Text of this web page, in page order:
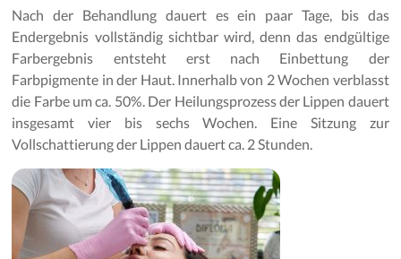
Nach der Behandlung dauert es ein paar Tage, bis das
Endergebnis vollständig sichtbar wird, denn das endgültige
Farbergebnis entsteht erst nach Einbettung der
Farbpigmente in der Haut. Innerhalb von 2 Wochen verblasst
die Farbe um ca. 50%. Der Heilungsprozess der Lippen dauert
insgesamt vier bis sechs Wochen. Eine Sitzung zur
Vollschattierung der Lippen dauert ca. 2 Stunden.